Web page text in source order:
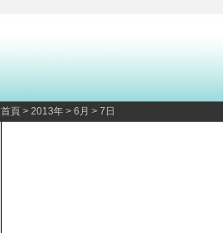
首頁 > 2013年 > 6月 > 7日